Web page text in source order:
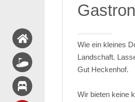
Wie ein kleines
Landschaft.
Gut Heckenhof.
Wir bieten keine